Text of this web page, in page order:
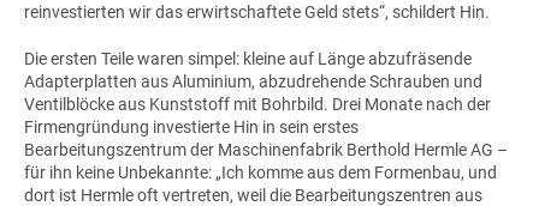
reinvestierten wir das erwirtschaftete Geld stets“, schildert Hin.
Die ersten Teile waren simpel: kleine auf Länge abzufräsende
Adapterplatten aus Aluminium, abzudrehende Schrauben und
Ventilblöcke aus Kunststoff mit Bohrbild. Drei Monate nach der
Firmengründung investierte Hin in sein erstes
Bearbeitungszentrum der Maschinenfabrik Berthold Hermle AG –
für ihn keine Unbekannte: „Ich komme aus dem Formenbau, und
dort ist Hermle oft vertreten, weil die Bearbeitungszentren aus